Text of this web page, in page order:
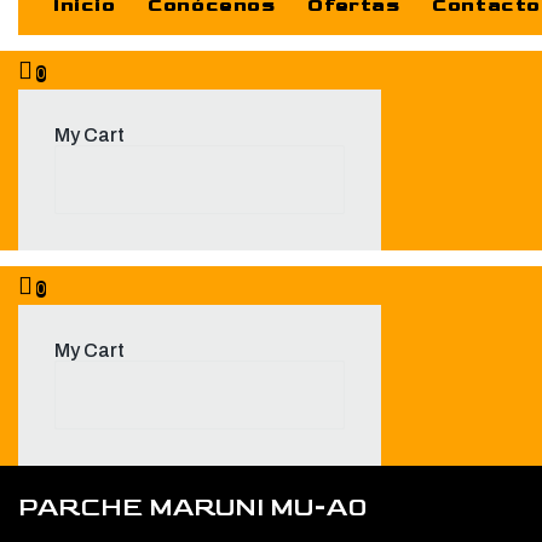
Inicio Conócenos Ofertas Contacto
0
My Cart
0
My Cart
PARCHE MARUNI MU-A0